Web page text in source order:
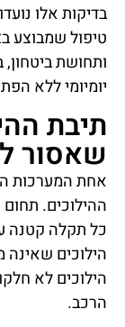
בדיקות אלו
טיפול שמבוצע
ותחושת
יומיומי ללא
תיבת
שאסור
אחת המערכות
ההילוכים.
כל תקלה קטנה
הילוכים שאינה
הילוכים לא
הרכב.